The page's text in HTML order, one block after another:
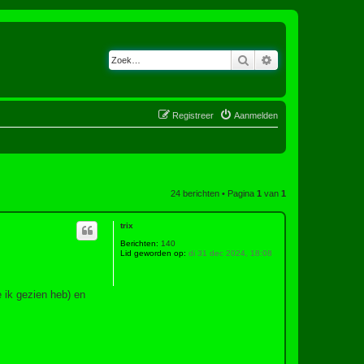
Zoek
Aanmelden
Registreer
24 berichten • Pagina 1 van 1
trix
Berichten: 140
Lid geworden op: di 31 dec 2024, 18:08
ik gezien heb) en